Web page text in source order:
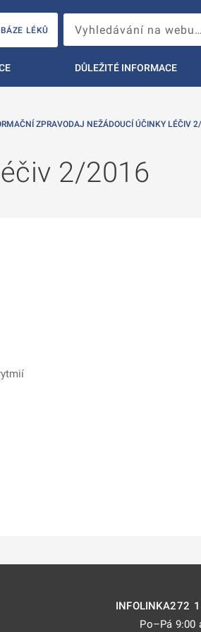
LÉKŮ
DŮLEŽITÉ INFORMACE
ZPRAVODAJ NEŽÁDOUCÍ ÚČINKY LÉČIV
2/2016
INFOLINKA272
Po–Pá 9:00